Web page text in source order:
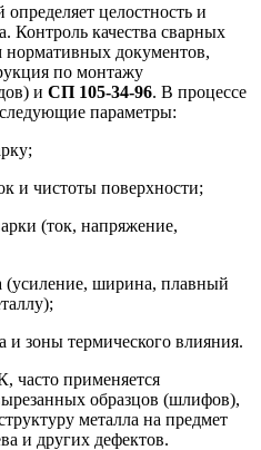
целостность и
Контроль качества сварных
нормативных документов,
по монтажу
и СП 105-34-96. В процессе
параметры:
и чистоты поверхности;
(ток, напряжение,
(усиление, ширина, плавный
и зоны термического влияния.
часто применяется
образцов (шлифов),
металла на предмет
и других дефектов.